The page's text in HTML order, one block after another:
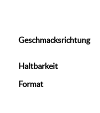
Geschmacksrichtung
Haltbarkeit
Format